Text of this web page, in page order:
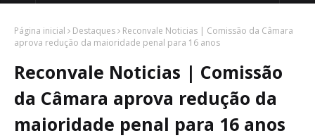
Página inicial Destaques
Reconvale Noticias | Comissão da Câmara
aprova redução da maioridade penal para 16 anos
Reconvale Noticias | Comissão
da Câmara aprova redução da
maioridade penal para 16 anos